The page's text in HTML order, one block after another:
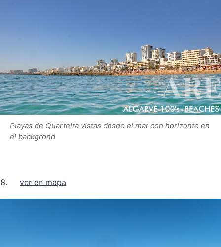
Playas de Quarteira vistas desde el mar con horizonte en
el backgrond
ver en mapa